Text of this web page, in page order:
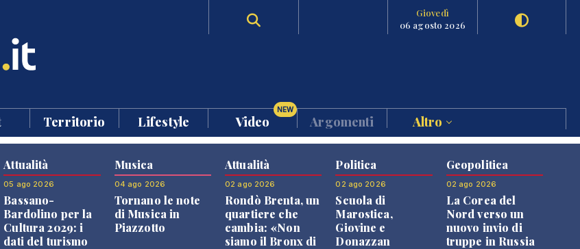
Giovedì
06 agosto 2026
Territorio Lifestyle Video
NEW
Argomenti Altro
Attualità
05 ago 2026
Bassano-
Bardolino per la
Cultura 2029: i
dati del turismo
Musica
04 ago 2026
Tornano le note
di Musica in
Piazzotto
Attualità
02 ago 2026
Rondò Brenta, un
quartiere che
cambia: «Non
siamo il Bronx di
Politica
02 ago 2026
Scuola di
Marostica,
Giovine e
Donazzan
Geopolitica
02 ago 2026
La Corea del
Nord verso un
nuovo invio di
truppe in Russia